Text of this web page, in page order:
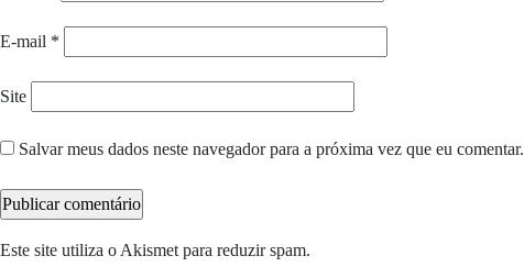
E-mail *
Site
Salvar meus dados neste navegador para a próxima vez que eu comentar.
Este site utiliza o Akismet para reduzir spam.